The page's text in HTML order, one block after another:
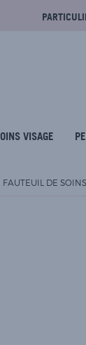
VISAGE
FAUTEUIL DE